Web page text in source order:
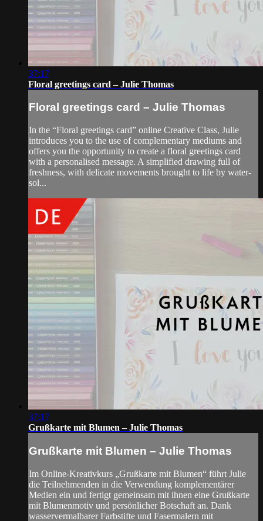
37:17
Floral greetings card – Julie Thomas
Floral greetings card – Julie Thomas
In the “Floral greetings card” online Creative Class, Julie
introduces you to the use of complementary mediums and
offers you the opportunity to create a floral greetings card
with a personalised message. A simplified drawing full of
freshness, with delicate movements brought to life by water-
sol...
37:17
Grußkarte mit Blumen – Julie Thomas
Grußkarte mit Blumen – Julie Thomas
Im Online-Kreativkurs „Grußkarte mit Blumen“ führt Julie
die Teilnehmenden in die Verwendung komplementärer
Medien ein und fertigt gemeinsam mit ihnen eine Grußkarte
mit Blumenmotiv und persönlicher Botschaft an. Dank
wasservermalbarer Farbstifte und Fasermalern mit